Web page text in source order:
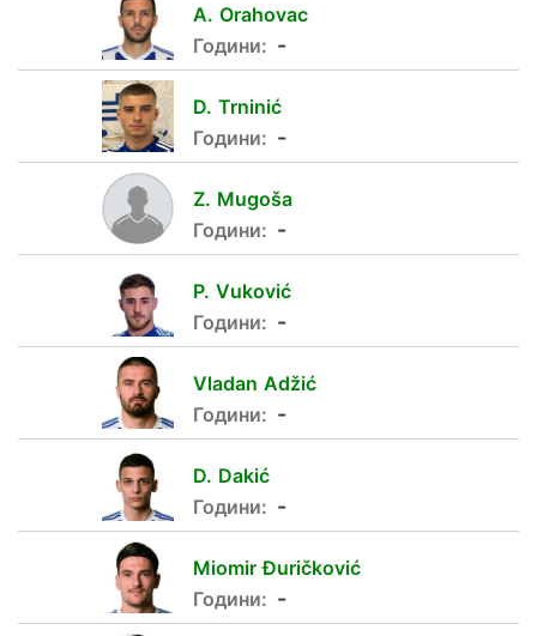
A. Orahovac
Години: -
D. Trninić
Години: -
Z. Mugoša
Години: -
P. Vuković
Години: -
Vladan Adžić
Години: -
D. Dakić
Години: -
Miomir Đuričković
Години: -